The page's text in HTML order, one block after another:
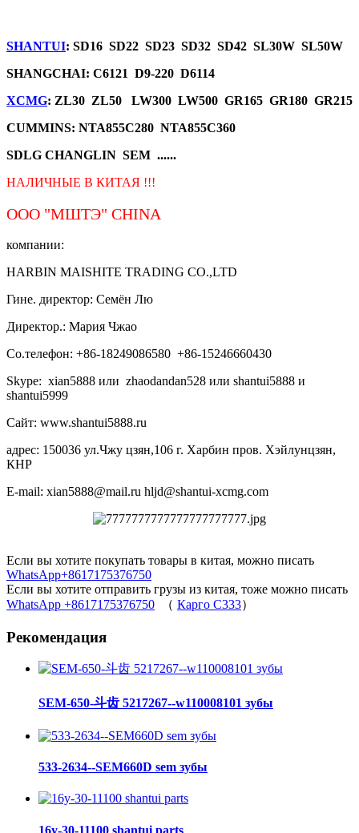
SHANTUI: SD16 SD22 SD23 SD32 SD42 SL30W SL50W
SHANGCHAI: C6121 D9-220 D6114
XCMG: ZL30 ZL50 LW300 LW500 GR165 GR180 GR215
CUMMINS: NTA855C280 NTA855C360
SDLG CHANGLIN SEM ......
НАЛИЧНЫЕ В КИТАЯ !!!
ООО "МШТЭ" CHINA
компании:
HARBIN MAISHITE TRADING CO.,LTD
Гине. директор: Семён Лю
Директор.: Мария Чжао
Со.телефон: +86-18249086580 +86-15246660430
Skype: xian5888 или zhaodandan528 или shantui5888 и
shantui5999
Сайт: www.shantui5888.ru
адрес: 150036 ул.Чжу цзян,106 г. Харбин пров. Хэйлунцзян,
КНР
E-mail: xian5888@mail.ru hljd@shantui-xcmg.com
Если вы хотите покупать товары в китая, можно писать
WhatsApp+8617175376750
Если вы хотите отправить грузы из китая, тоже можно писать
WhatsApp +8617175376750 （ Карго C333）
Рекомендация
SEM-650-斗齿 5217267--w110008101 зубы
533-2634--SEM660D sem зубы
16y-30-11100 shantui parts